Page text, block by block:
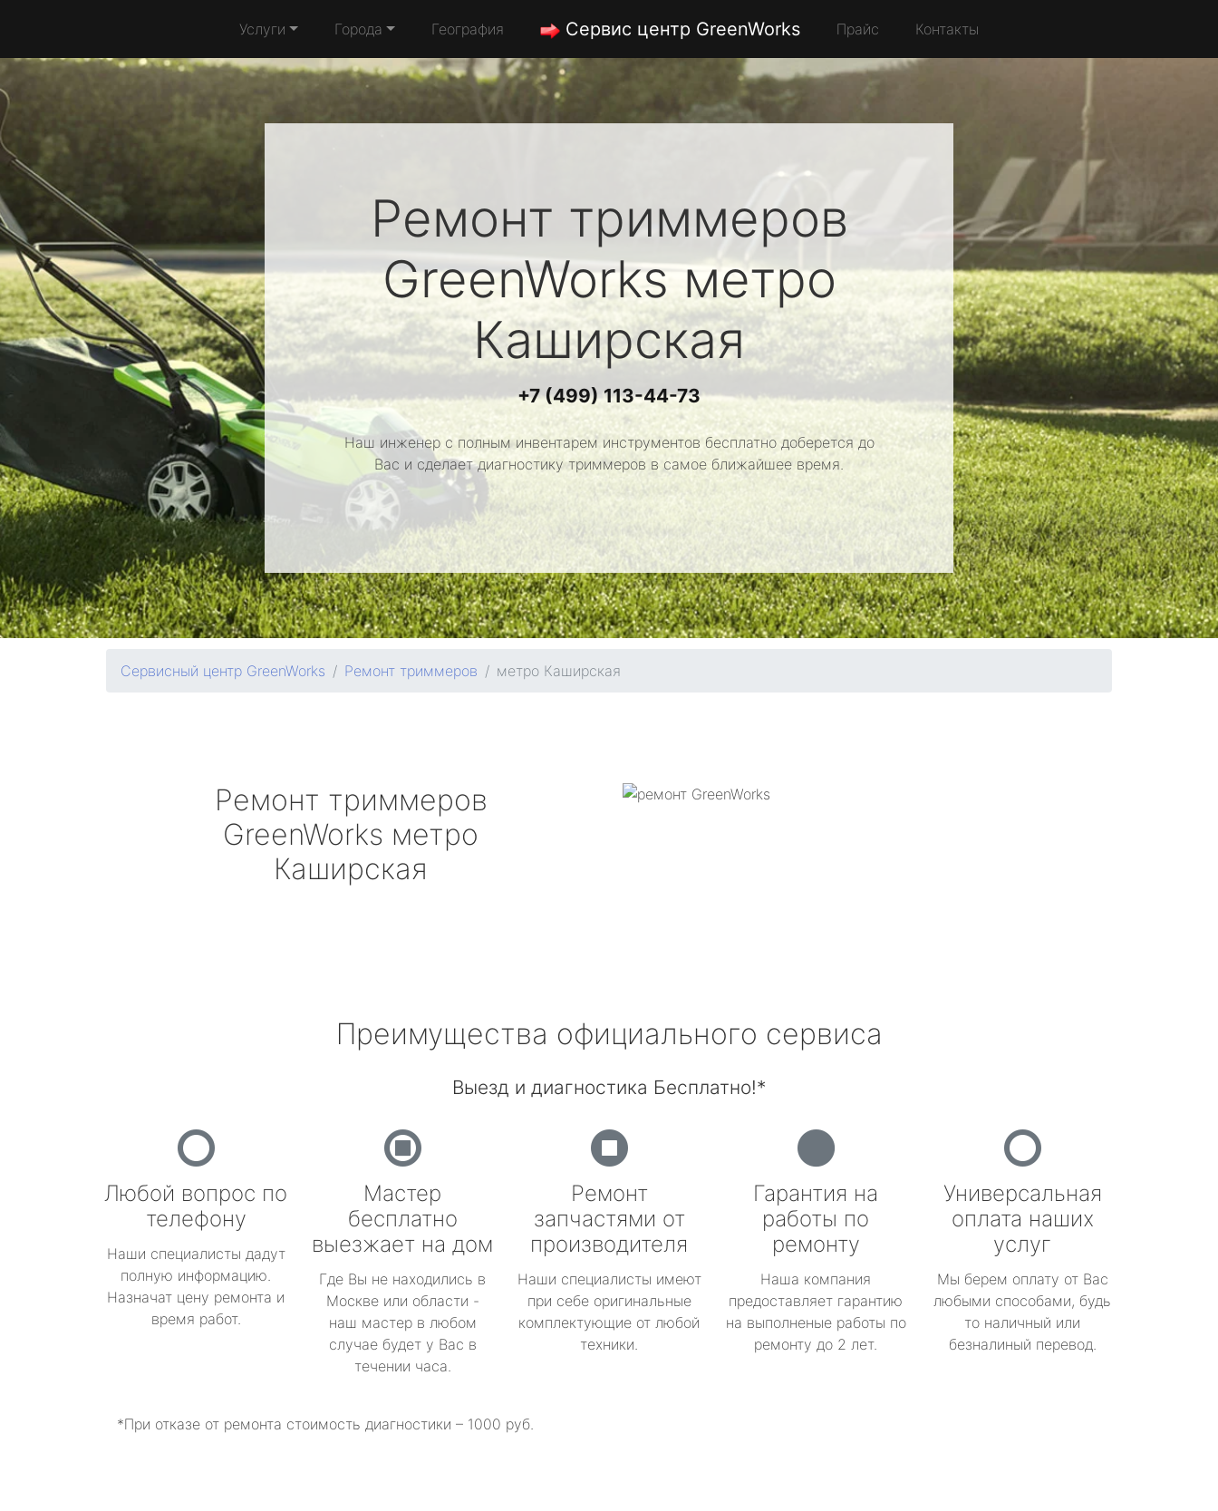
Услуги Города География Сервис центр GreenWorks Прайс Контакты
Ремонт триммеров
GreenWorksметро
Каширская
+7 (499) 113-44-73
Наш инженер с полным инвентарем инструментов бесплатно доберется до
Вас и сделает диагностику триммеров в самое ближайшее время.
Сервисный центр GreenWorks Ремонт триммеров метро Каширская
Ремонт триммеров
GreenWorks метро
Каширская
Преимущества официального сервиса
Выезд и диагностика Бесплатно!*
Любой вопрос по
телефону
Наши специалисты дадут
полную информацию.
Назначат цену ремонта и
время работ.
Мастер
бесплатно
выезжает на дом
Где Вы не находились в
Москве или области -
наш мастер в любом
случае будет у Вас в
течении часа.
Ремонт
запчастями от
производителя
Наши специалисты имеют
при себе оригинальные
комплектующие от любой
техники.
Гарантия на
работы по
ремонту
Наша компания
предоставляет гарантию
на выполненые работы по
ремонту до 2 лет.
Универсальная
оплата наших
услуг
Мы берем оплату от Вас
любыми способами, будь
то наличный или
безналиный перевод.
*При отказе от ремонта стоимость диагностики – 1000 руб.